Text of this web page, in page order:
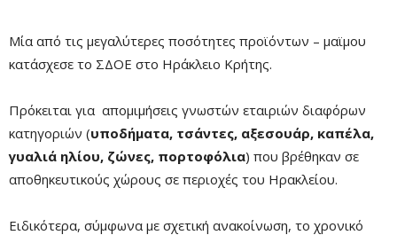
Μία από τις μεγαλύτερες ποσότητες προϊόντων – μαϊμου
κατάσχεσε το ΣΔΟΕ στο Ηράκλειο Κρήτης.
Πρόκειται για απομιμήσεις γνωστών εταιριών διαφόρων
κατηγοριών (υποδήματα, τσάντες, αξεσουάρ, καπέλα,
γυαλιά ηλίου, ζώνες, πορτοφόλια) που βρέθηκαν σε
αποθηκευτικούς χώρους σε περιοχές του Ηρακλείου.
Ειδικότερα, σύμφωνα με σχετική ανακοίνωση, το χρονικό